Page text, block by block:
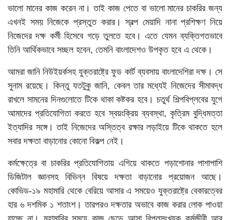
ভালো মানের কাজ করেন না। তাই কাজ পেতে বা ভালো মানের চাকরির জন্য
এখনই সময় নিজেকে প্রস্তুত করার। স্বল্প মেয়াদি নানা প্রশিক্ষণ নিয়ে
নিজেদের দক্ষ কর্মী হিসেবে গড়ে তুলতে হবে। এতে যেমন ব্যক্তিগতভাবে
তিনি আর্থিকভাবে সচ্ছল হবেন, তেমনি বাংলাদেশও উপকৃত হবে এ থেকে।
আমরা জানি নিউইয়র্কসহ যুক্তরাষ্ট্রে ফুড কার্ট ব্যবসায় বাংলাদেশিরা দক্ষ। সে
সুনাম রয়েছে। কিন্তু যতটুকু জানি, কেবল তার মধ্যেই নিজেদের সীমাবদ্ধ
রাখলে সামনের দিনগুলোতে টিকে থাকা কষ্টকর হবে। চতুর্থ শিল্পবিপ্লবের যুগে
আমাদের প্রতিযোগিতা করতে হবে স্বয়ংক্রিয় ব্যবস্থা, কৃত্রিম বুদ্ধিমত্তা
ইত্যাদির সঙ্গে। তাই নিজেদের অস্তিত্ব রক্ষার লড়াইয়ে টিকে থাকতে হলে
সবার দক্ষতা বাড়ানোর কোনো বিকল্প নেই।
কর্মক্ষেত্রে বা চাকরির প্রতিযোগিতায় এগিয়ে থাকতে পড়াশোনার পাশাপাশি
ডিজিটাল জ্ঞানসহ বিভিন্ন বিষয়ে দক্ষতা বাড়ানোর প্রয়োজন আছে।
কোভিড-১৯ মহামারি থেকে বেরিয়ে আসার এ সময়েও যুক্তরাষ্ট্রে বেকারত্বের
হার ৬ দশমিক ১ শতাংশ। তারপরও দক্ষতার অভাবে কাজ করার লোক পাওয়া